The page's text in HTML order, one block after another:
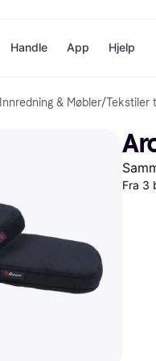
Betal nå
Betal i 3
Betal innen
Finansiering
Handle
Butikker
App Hjelp
Innredning & Møbler/Tekstiler
Fra 3